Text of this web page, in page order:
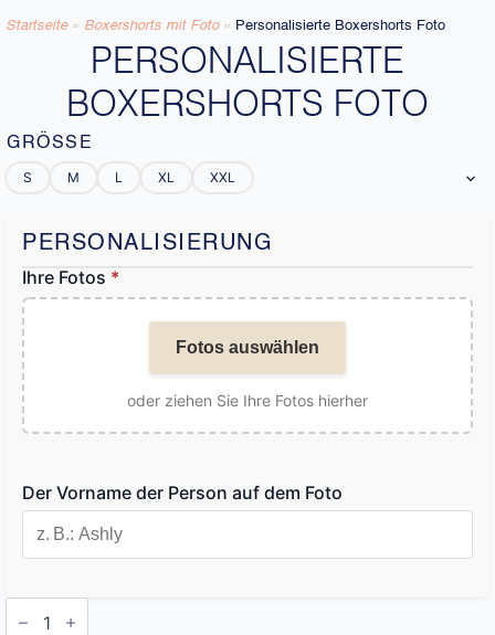
Startseite » Boxershorts mit Foto » Personalisierte Boxershorts Foto
PERSONALISIERTE
BOXERSHORTS FOTO
GRÖSSE
S M L XL XXL
PERSONALISIERUNG
Ihre Fotos *
Fotos auswählen
oder ziehen Sie Ihre Fotos hierher
Der Vorname der Person auf dem Foto
Personalisierte
Boxershorts